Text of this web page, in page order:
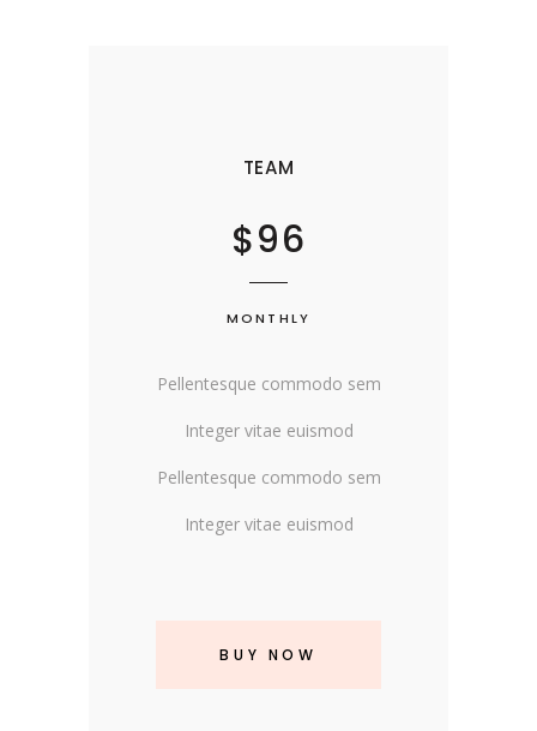
TEAM
$96
MONTHLY
Pellentesque commodo sem
Integer vitae euismod
Pellentesque commodo sem
Integer vitae euismod
BUY NOW